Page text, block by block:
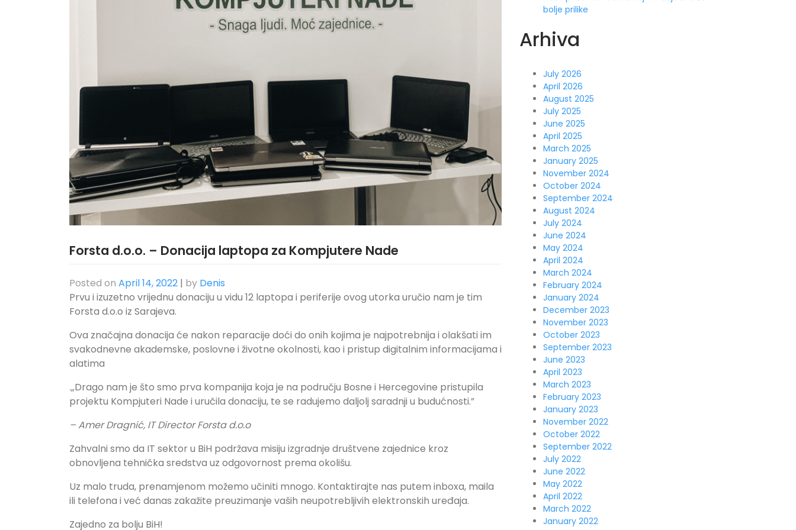
Forsta d.o.o. – Donacija laptopa za Kompjutere Nade
Posted on April 14, 2022 | by Denis
Prvu i izuzetno vrijednu donaciju u vidu 12 laptopa i periferije ovog utorka uručio nam je tim
Forsta d.o.o iz Sarajeva.
Ova značajna donacija će nakon reparacije doći do onih kojima je najpotrebnija i olakšati im
svakodnevne akademske, poslovne i životne okolnosti, kao i pristup digitalnim informacijama i
alatima
.„Drago nam je što smo prva kompanija koja je na području Bosne i Hercegovine pristupila
projektu Kompjuteri Nade i uručila donaciju, te se radujemo daljolj saradnji u budućnosti.”
– Amer Dragnić, IT Director Forsta d.o.o
Zahvalni smo da IT sektor u BiH podržava misiju izgradnje društvene zajednice kroz
obnovljena tehnička sredstva uz odgovornost prema okolišu.
Uz malo truda, prenamjenom možemo učiniti mnogo. Kontaktirajte nas putem inboxa, maila
ili telefona i već danas zakažite preuzimanje vaših neupotrebljivih elektronskih uređaja.
Zajedno za bolju BiH!
bolje prilike
Arhiva
July 2026
April 2026
August 2025
July 2025
June 2025
April 2025
March 2025
January 2025
November 2024
October 2024
September 2024
August 2024
July 2024
June 2024
May 2024
April 2024
March 2024
February 2024
January 2024
December 2023
November 2023
October 2023
September 2023
June 2023
April 2023
March 2023
February 2023
January 2023
November 2022
October 2022
September 2022
July 2022
June 2022
May 2022
April 2022
March 2022
January 2022